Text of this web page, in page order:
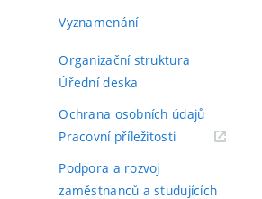
Vyznamenání
Organizační struktura
Úřední deska
Ochrana osobních údajů
Pracovní příležitosti(externí
Podpora a rozvoj
zaměstnanců a studujících